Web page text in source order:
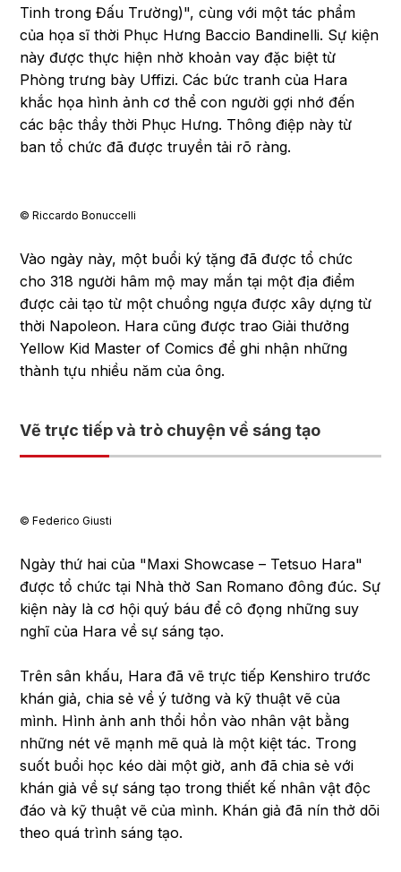
Tinh trong Đấu Trường)", cùng với một tác phẩm
của họa sĩ thời Phục Hưng Baccio Bandinelli. Sự kiện
này được thực hiện nhờ khoản vay đặc biệt từ
Phòng trưng bày Uffizi. Các bức tranh của Hara
khắc họa hình ảnh cơ thể con người gợi nhớ đến
các bậc thầy thời Phục Hưng. Thông điệp này từ
ban tổ chức đã được truyền tải rõ ràng.
©︎ Riccardo Bonuccelli
Vào ngày này, một buổi ký tặng đã được tổ chức
cho 318 người hâm mộ may mắn tại một địa điểm
được cải tạo từ một chuồng ngựa được xây dựng từ
thời Napoleon. Hara cũng được trao Giải thưởng
Yellow Kid Master of Comics để ghi nhận những
thành tựu nhiều năm của ông.
Vẽ trực tiếp và trò chuyện về sáng tạo
© Federico Giusti
Ngày thứ hai của "Maxi Showcase – Tetsuo Hara"
được tổ chức tại Nhà thờ San Romano đông đúc. Sự
kiện này là cơ hội quý báu để cô đọng những suy
nghĩ của Hara về sự sáng tạo.
Trên sân khấu, Hara đã vẽ trực tiếp Kenshiro trước
khán giả, chia sẻ về ý tưởng và kỹ thuật vẽ của
mình. Hình ảnh anh thổi hồn vào nhân vật bằng
những nét vẽ mạnh mẽ quả là một kiệt tác. Trong
suốt buổi học kéo dài một giờ, anh đã chia sẻ với
khán giả về sự sáng tạo trong thiết kế nhân vật độc
đáo và kỹ thuật vẽ của mình. Khán giả đã nín thở dõi
theo quá trình sáng tạo.